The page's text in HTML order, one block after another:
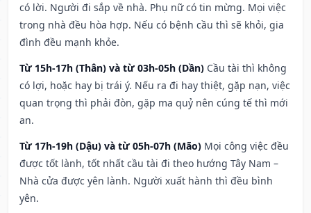
có lời. Người đi sắp về nhà. Phụ nữ có tin mừng. Mọi việc
trong nhà đều hòa hợp. Nếu có bệnh cầu thì sẽ khỏi, gia
đình đều mạnh khỏe.
Từ 15h-17h (Thân) và từ 03h-05h (Dần) Cầu tài thì không
có lợi, hoặc hay bị trái ý. Nếu ra đi hay thiệt, gặp nạn, việc
quan trọng thì phải đòn, gặp ma quỷ nên cúng tế thì mới
an.
Từ 17h-19h (Dậu) và từ 05h-07h (Mão) Mọi công việc đều
được tốt lành, tốt nhất cầu tài đi theo hướng Tây Nam –
Nhà cửa được yên lành. Người xuất hành thì đều bình
yên.